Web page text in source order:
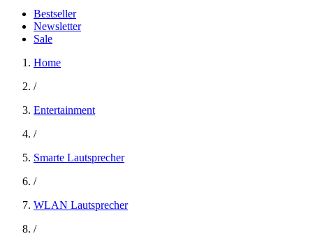
Bestseller
Newsletter
Sale
Home
/
Entertainment
/
Smarte Lautsprecher
/
WLAN Lautsprecher
/